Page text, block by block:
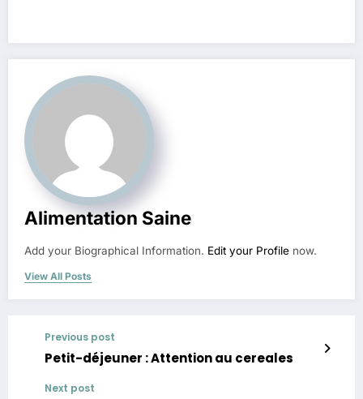
Alimentation Saine
Add your Biographical Information. Edit your Profile now.
View All Posts
Previous post
Petit-déjeuner : Attention au cereales
Next post